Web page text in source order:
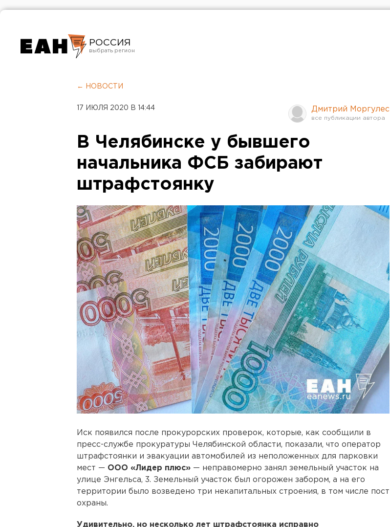
РОССИЯ
Челябинск
← НОВОСТИ
17 ИЮЛЯ 2020 В 14:44 Дмитрий Моргулес
В Челябинске у бывшего
начальника ФСБ забирают
штрафстоянку
Иск появился после прокурорских проверок, которые, как сообщили в
пресс-службе прокуратуры Челябинской области, показали, что оператор
штрафстоянки и эвакуации автомобилей из неположенных для парковки
мест — ООО «Лидер плюс» — неправомерно занял земельный участок на
улице Энгельса, 3. Земельный участок был огорожен забором, а на его
территории было возведено три некапитальных строения, в том числе пост
охраны.
Удивительно, но несколько лет штрафстоянка исправно